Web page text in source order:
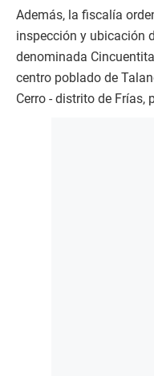
Además, la fiscalía
inspección y ubicación
denominada
centro poblado de
Cerro - distrito de Frías,